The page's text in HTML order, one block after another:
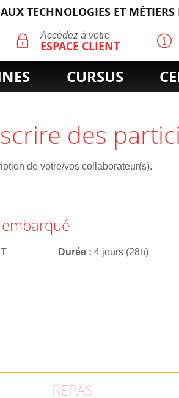
TECHNOLOGIES ET
Accédez à votre
ESPACE CLIENT
CURSUS
des
de votre/vos collaborateur(s).
Durée 4 jours (28h)
REPAS